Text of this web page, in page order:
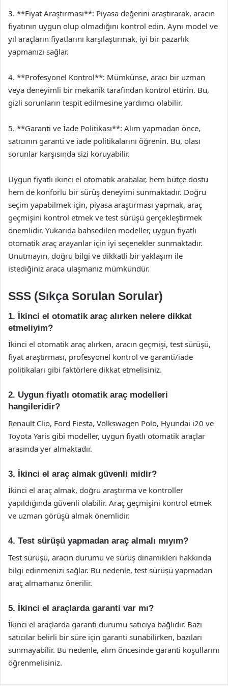
3. **Fiyat Araştırması**: Piyasa değerini araştırarak, aracın
fiyatının uygun olup olmadığını kontrol edin. Aynı model ve
yıl araçların fiyatlarını karşılaştırmak, iyi bir pazarlık
yapmanızı sağlar.
4. **Profesyonel Kontrol**: Mümkünse, aracı bir uzman
veya deneyimli bir mekanik tarafından kontrol ettirin. Bu,
gizli sorunların tespit edilmesine yardımcı olabilir.
5. **Garanti ve İade Politikası**: Alım yapmadan önce,
satıcının garanti ve iade politikalarını öğrenin. Bu, olası
sorunlar karşısında sizi koruyabilir.
Uygun fiyatlı ikinci el otomatik arabalar, hem bütçe dostu
hem de konforlu bir sürüş deneyimi sunmaktadır. Doğru
seçim yapabilmek için, piyasa araştırması yapmak, araç
geçmişini kontrol etmek ve test sürüşü gerçekleştirmek
önemlidir. Yukarıda bahsedilen modeller, uygun fiyatlı
otomatik araç arayanlar için iyi seçenekler sunmaktadır.
Unutmayın, doğru bilgi ve dikkatli bir yaklaşım ile
istediğiniz araca ulaşmanız mümkündür.
SSS (Sıkça Sorulan Sorular)
1. İkinci el otomatik araç alırken nelere dikkat
etmeliyim?
İkinci el otomatik araç alırken, aracın geçmişi, test sürüşü,
fiyat araştırması, profesyonel kontrol ve garanti/iade
politikaları gibi faktörlere dikkat etmelisiniz.
2. Uygun fiyatlı otomatik araç modelleri
hangileridir?
Renault Clio, Ford Fiesta, Volkswagen Polo, Hyundai i20 ve
Toyota Yaris gibi modeller, uygun fiyatlı otomatik araçlar
arasında yer almaktadır.
3. İkinci el araç almak güvenli midir?
İkinci el araç almak, doğru araştırma ve kontroller
yapıldığında güvenli olabilir. Araç geçmişini kontrol etmek
ve uzman görüşü almak önemlidir.
4. Test sürüşü yapmadan araç almalı mıyım?
Test sürüşü, aracın durumu ve sürüş dinamikleri hakkında
bilgi edinmenizi sağlar. Bu nedenle, test sürüşü yapmadan
araç almamanız önerilir.
5. İkinci el araçlarda garanti var mı?
İkinci el araçlarda garanti durumu satıcıya bağlıdır. Bazı
satıcılar belirli bir süre için garanti sunabilirken, bazıları
sunmayabilir. Bu nedenle, alım öncesinde garanti koşullarını
öğrenmelisiniz.